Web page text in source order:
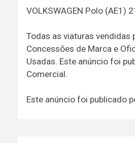
VOLKSWAGEN Polo (AE1)
Todas as viaturas
Concessões de Marca e
Usadas. Este anúncio foi
Comercial.
Este anúncio foi publicado